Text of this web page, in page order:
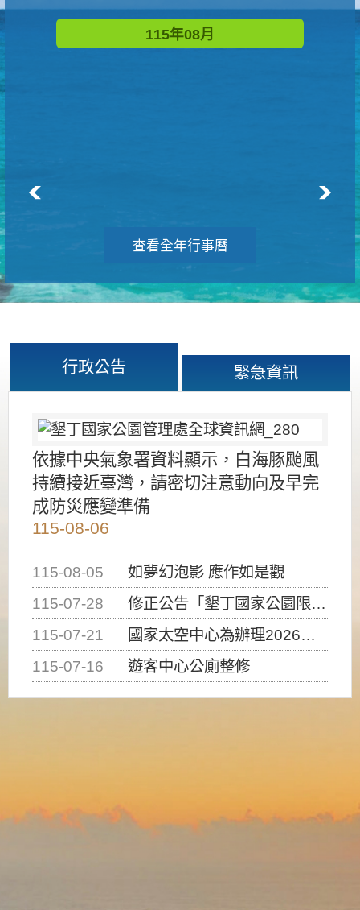
115年08月
查看全年行事曆
行政公告 緊急資訊
依據中央氣象署資料顯示，白海豚颱風
持續接近臺灣，請密切注意動向及早完
成防災應變準備
115-08-06
115-08-05
如夢幻泡影 應作如是觀
115-07-28
修正公告「墾丁國家公園限制水域遊憩活動之種類、範圍、時間及行為」，自即日生效。
115-07-21
國家太空中心為辦理2026台灣盃火箭競賽，陸、海、空域警戒及協調相關事宜，因颱風備案事宜
115-07-16
遊客中心公廁整修